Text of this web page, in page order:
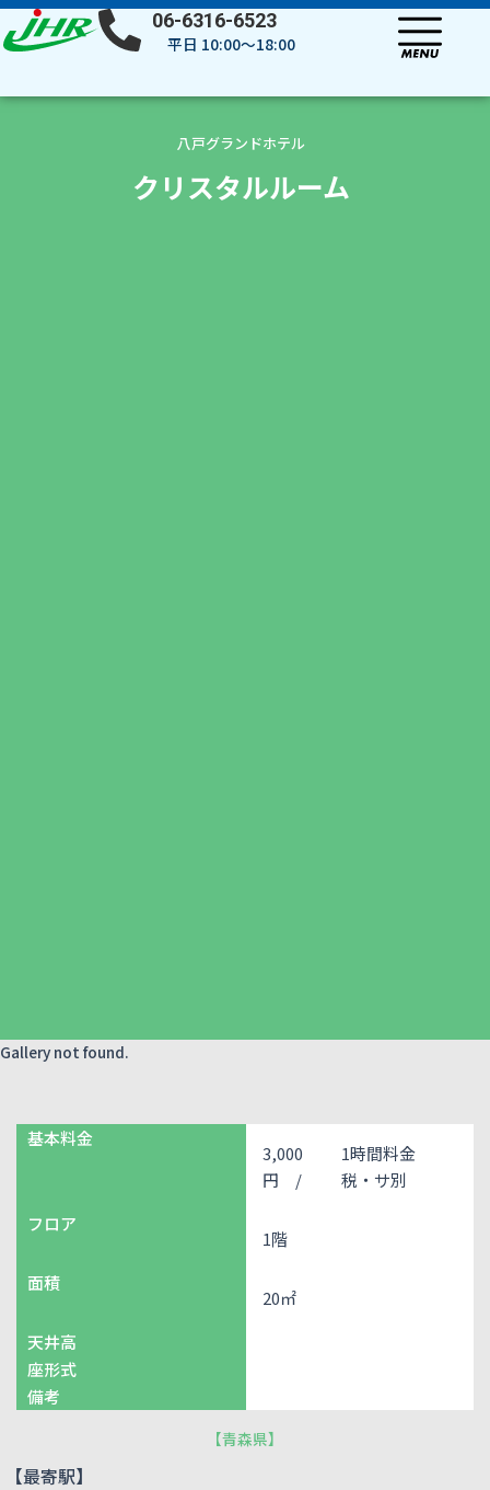
内
容
キ
06-6316-6523
平日 10:00～18:00
八戸グランドホテル
クリスタルルーム
Gallery not found.
基本料金
3,000
円 /
1時間料金
税・サ別
フロア
1階
面積
20㎡
天井高
座形式
備考
【青森県】
【最寄駅】